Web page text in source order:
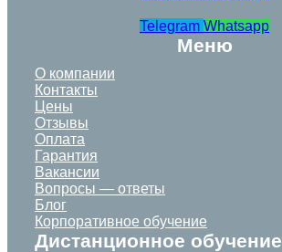
Telegram Whatsapp
Меню
О компании
Контакты
Цены
Отзывы
Оплата
Гарантия
Вакансии
Вопросы — ответы
Блог
Корпоративное обучение
Дистанционное обучение